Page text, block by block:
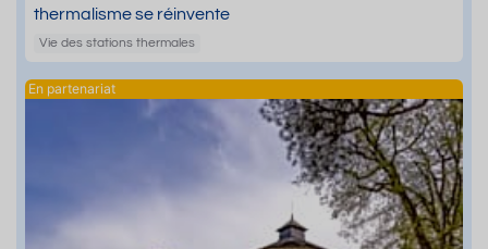
thermalisme se réinvente
Vie des stations thermales